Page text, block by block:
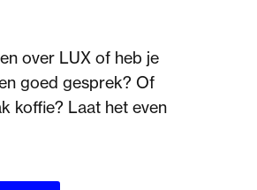
over LUX of heb je
goed gesprek? Of
koffie? Laat het even